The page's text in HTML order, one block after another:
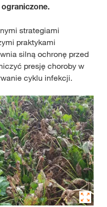
strategiami
praktykami
silną ochronę przed
presję choroby w
cyklu infekcji.